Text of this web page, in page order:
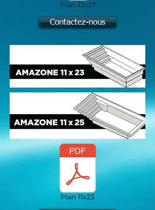
Plan 12x27
Contactez-nous
Plan 11x23